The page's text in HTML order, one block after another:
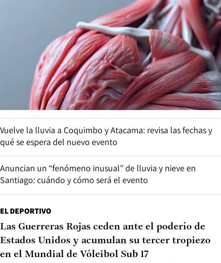
Vuelve la lluvia a Coquimbo y Atacama: revisa las fechas y
qué se espera del nuevo evento
Anuncian un “fenómeno inusual” de lluvia y nieve en
Santiago: cuándo y cómo será el evento
EL DEPORTIVO
Las Guerreras Rojas ceden ante el poderío de
Estados Unidos y acumulan su tercer tropiezo
en el Mundial de Vóleibol Sub 17